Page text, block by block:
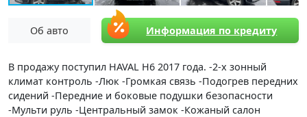
Об авто Информация по кредиту
В продажу поступил HAVAL H6 2017 года. -2-х зонный
климат контроль -Люк -Громкая связь -Подогрев передних
сидений -Передние и боковые подушки безопасности
-Мульти руль -Центральный замок -Кожаный салон